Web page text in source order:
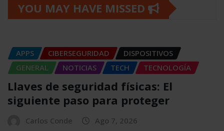
YOU MAY HAVE MISSED
APPS CIBERSEGURIDAD
DISPOSITIVOS
GENERAL
NOTICIAS TECH TECNOLOGÍA
Llaves de seguridad físicas: El
siguiente paso para proteger
Carlos Conde Ago 7, 2026